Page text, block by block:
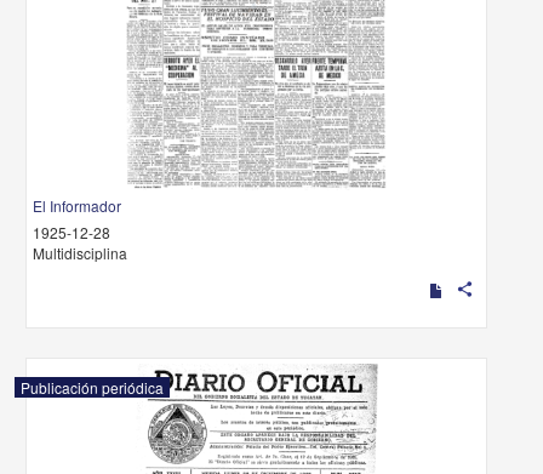
El Informador
1925-12-28
Multidisciplina
share
Publicación periódica